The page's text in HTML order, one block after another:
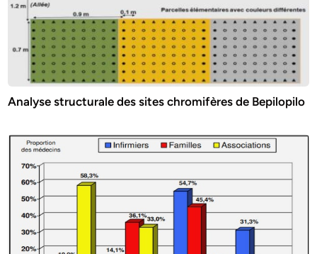
Analyse structurale des sites chromifères de Bepilopilo